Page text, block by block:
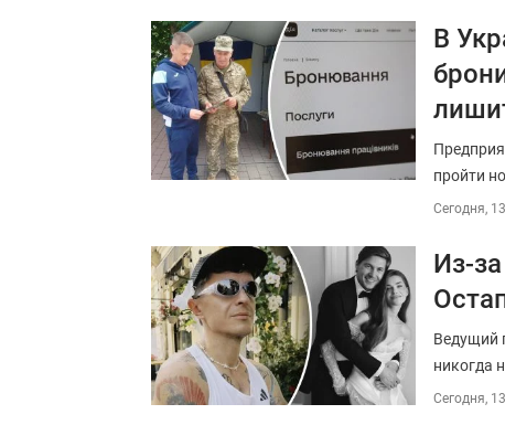
В
пройти
Сегодня,
Из-
Ведущий
никогда
Сегодня,